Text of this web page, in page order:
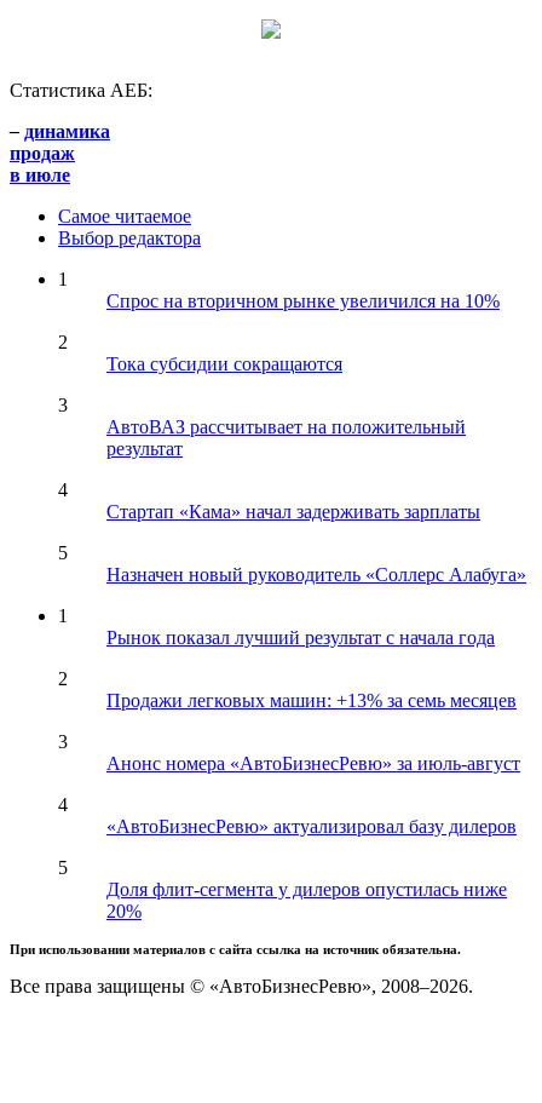
Статистика АЕБ:
– динамика
продаж
в июле
Самое читаемое
Выбор редактора
1
Спрос на вторичном рынке увеличился на 10%
2
Тока субсидии сокращаются
3
АвтоВАЗ рассчитывает на положительный
результат
4
Стартап «Кама» начал задерживать зарплаты
5
Назначен новый руководитель «Соллерс Алабуга»
1
Рынок показал лучший результат с начала года
2
Продажи легковых машин: +13% за семь месяцев
3
Анонс номера «АвтоБизнесРевю» за июль-август
4
«АвтоБизнесРевю» актуализировал базу дилеров
5
Доля флит-сегмента у дилеров опустилась ниже
20%
При использовании материалов с сайта ссылка на источник обязательна.
Все права защищены © «АвтоБизнесРевю», 2008–2026.